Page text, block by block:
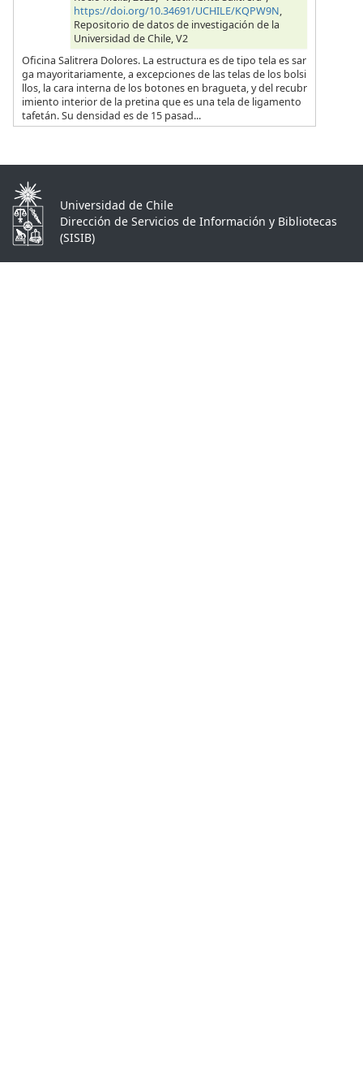
https://doi.org/10.34691/UCHILE/KQPW9N,
Repositorio de datos de investigación de la
Universidad de Chile, V2
Oficina Salitrera Dolores. La estructura es de tipo tela es sar
ga mayoritariamente, a excepciones de las telas de los bolsi
llos, la cara interna de los botones en bragueta, y del recubr
imiento interior de la pretina que es una tela de ligamento
tafetán. Su densidad es de 15 pasad...
Universidad de Chile
Dirección de Servicios de Información y Bibliotecas
(SISIB)